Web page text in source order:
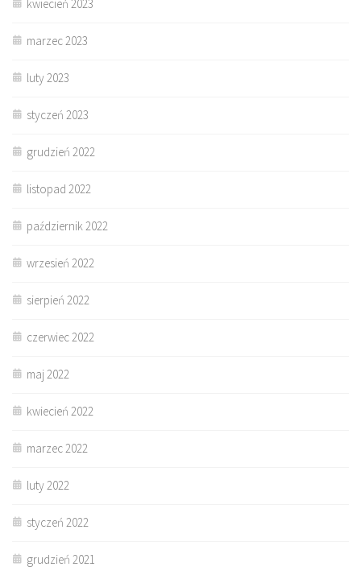
kwiecień 2023
marzec 2023
luty 2023
styczeń 2023
grudzień 2022
listopad 2022
październik 2022
wrzesień 2022
sierpień 2022
czerwiec 2022
maj 2022
kwiecień 2022
marzec 2022
luty 2022
styczeń 2022
grudzień 2021